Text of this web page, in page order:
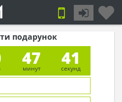
подарунок
47
минут
40
секунд